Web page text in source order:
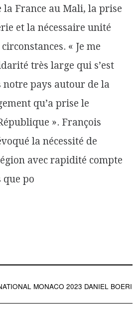
la France au Mali, la prise
et la nécessaire unité
« Je me
très large qui s’est
notre pays autour de la
qu’a prise le
». François
la nécessité de
avec rapidité compte
que po
MONACO 2023 DANIEL BOERI